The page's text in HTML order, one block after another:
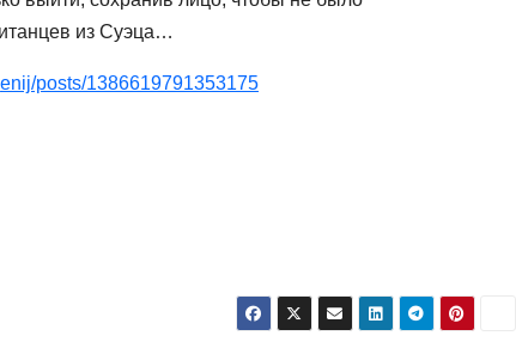
из Суэца…
posts/1386619791353175